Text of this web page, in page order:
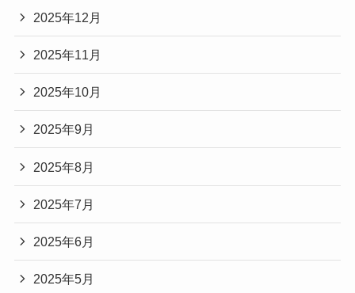
2025年12月
2025年11月
2025年10月
2025年9月
2025年8月
2025年7月
2025年6月
2025年5月